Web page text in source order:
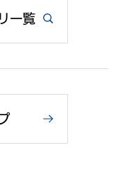
一覧